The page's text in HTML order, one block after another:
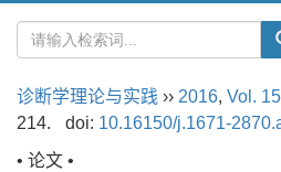
诊断学理论与实践 ›› 2016, Vol. 15
214.
doi: 10.16150/j.1671-
• 论文 •